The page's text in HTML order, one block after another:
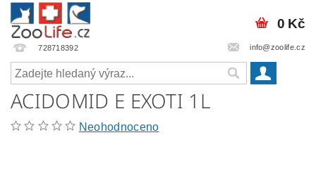
728718392 info@zoolife.cz
0 Kč
ACIDOMID E EXOTI 1L
Neohodnoceno